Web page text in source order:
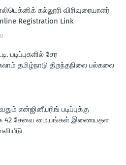
கல்லூரி விரிவுரையாளர்
Registration Link
படிப்புகளில் சேர
தமிழ்நாடு திறந்தநிலை பல்கலை
என்ஜினீயரிங் படிப்புக்கு
42 சேவை மையங்கள் இணையதள